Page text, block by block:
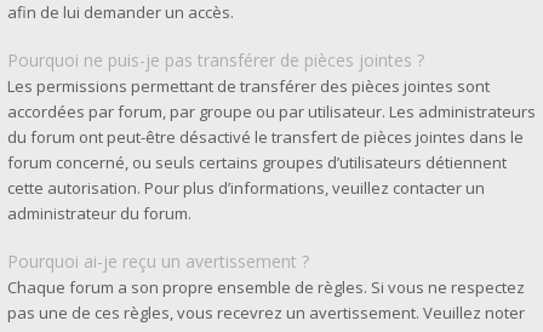
afin de lui demander un accès.
Pourquoi ne puis-je pas transférer de pièces jointes ?
Les permissions permettant de transférer des pièces jointes sont
accordées par forum, par groupe ou par utilisateur. Les administrateurs
du forum ont peut-être désactivé le transfert de pièces jointes dans le
forum concerné, ou seuls certains groupes d’utilisateurs détiennent
cette autorisation. Pour plus d’informations, veuillez contacter un
administrateur du forum.
Pourquoi ai-je reçu un avertissement ?
Chaque forum a son propre ensemble de règles. Si vous ne respectez
pas une de ces règles, vous recevrez un avertissement. Veuillez noter